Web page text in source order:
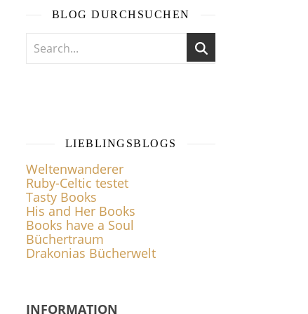
BLOG DURCHSUCHEN
LIEBLINGSBLOGS
Weltenwanderer
Ruby-Celtic testet
Tasty Books
His and Her Books
Books have a Soul
Büchertraum
Drakonias Bücherwelt
INFORMATION